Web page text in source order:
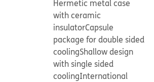
Hermetic metal case
with ceramic
insulatorCapsule
package for double sided
coolingShallow design
with single sided
coolingInternational